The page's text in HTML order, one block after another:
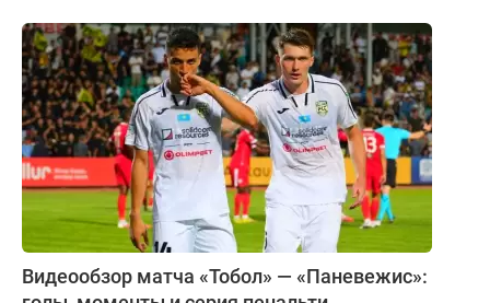
Видеообзор матча «Тобол» — «Паневежис»: